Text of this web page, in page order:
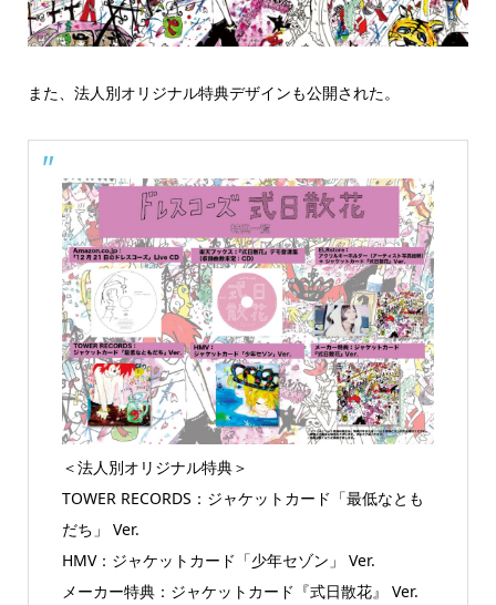
また、法人別オリジナル特典デザインも公開された。
＜法人別オリジナル特典＞
TOWER RECORDS：ジャケットカード「最低なとも
だち」 Ver.
HMV：ジャケットカード「少年セゾン」 Ver.
メーカー特典：ジャケットカード『式日散花』 Ver.